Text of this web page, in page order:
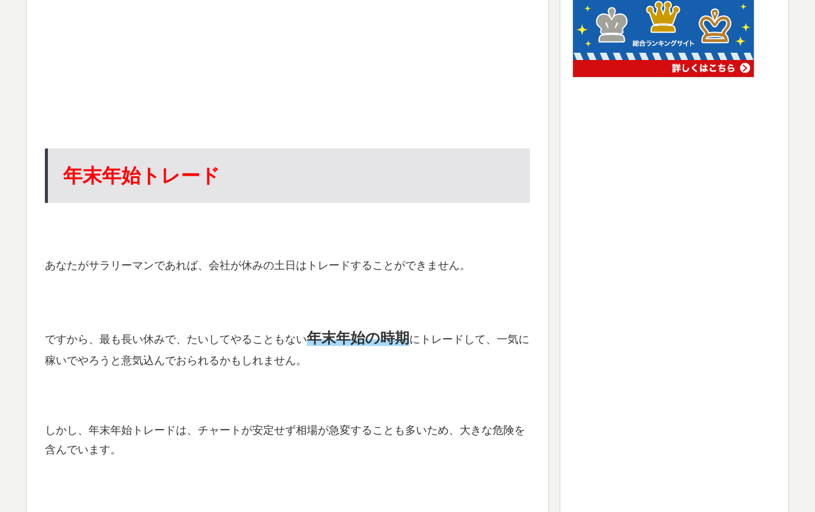
年末年始トレード
あなたがサラリーマンであれば、会社が休みの土日はトレードすることができません。
ですから、最も長い休みで、たいしてやることもない年末年始の時期にトレードして、一気に
稼いでやろうと意気込んでおられるかもしれません。
しかし、年末年始トレードは、チャートが安定せず相場が急変することも多いため、大きな危険を
含んでいます。